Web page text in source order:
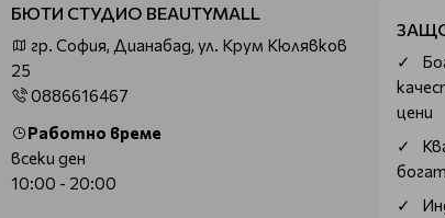
БЮТИ СТУДИО BEAUTYMALL
гр. София, Дианабад, ул. Крум Кюлявков
25
0886616467
Работно време
всеки ден
10:00 - 20:00
цени